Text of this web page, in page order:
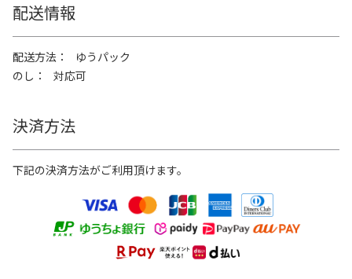
配送情報
配送方法
ゆうパック
のし
対応可
決済方法
下記の決済方法がご利用頂けます。